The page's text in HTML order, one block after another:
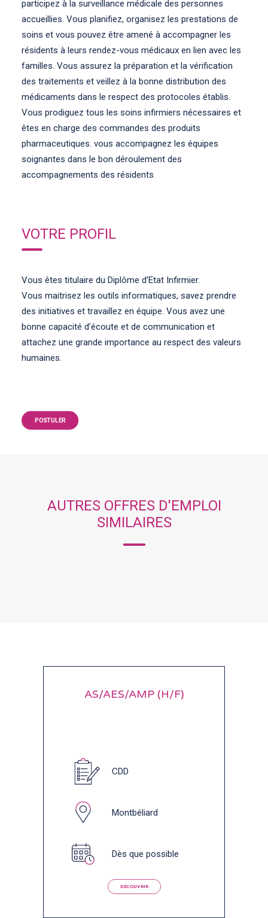
participez à la surveillance médicale des personnes
accueillies. Vous planifiez, organisez les prestations de
soins et vous pouvez être amené à accompagner les
résidents à leurs rendez-vous médicaux en lien avec les
familles. Vous assurez la préparation et la vérification
des traitements et veillez à la bonne distribution des
médicaments dans le respect des protocoles établis.
Vous prodiguez tous les soins infirmiers nécessaires et
êtes en charge des commandes des produits
pharmaceutiques. vous accompagnez les équipes
soignantes dans le bon déroulement des
accompagnements des résidents.
VOTRE PROFIL
Vous êtes titulaire du Diplôme d’Etat Infirmier.
Vous maitrisez les outils informatiques, savez prendre
des initiatives et travaillez en équipe. Vous avez une
bonne capacité d’écoute et de communication et
attachez une grande importance au respect des valeurs
humaines.
POSTULER
AUTRES OFFRES D'EMPLOI
SIMILAIRES
AS/AES/AMP (H/F)
CDD
Montbéliard
Dès que possible
DÉCOUVRIR